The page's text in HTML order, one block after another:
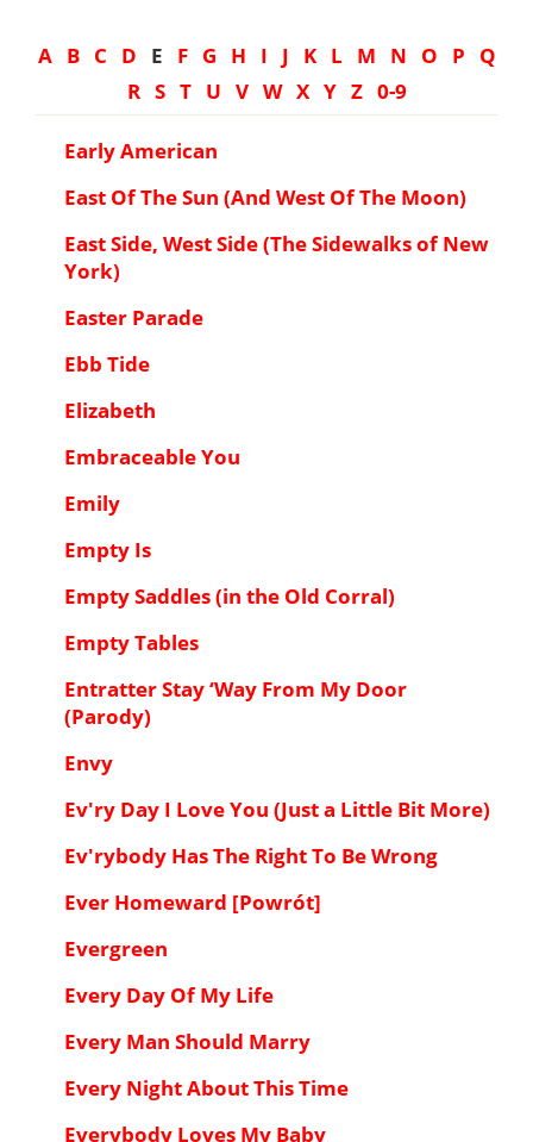
A B C D E F G H I J K L M N O P
Q
R S T U V W X Y Z 0-9
Early American
East Of The Sun (And West Of The Moon)
East Side, West Side (The Sidewalks of New
York)
Easter Parade
Ebb Tide
Elizabeth
Embraceable You
Emily
Empty Is
Empty Saddles (in the Old Corral)
Empty Tables
Entratter Stay ‘Way From My Door
(Parody)
Envy
Ev'ry Day I Love You (Just a Little Bit More)
Ev'rybody Has The Right To Be Wrong
Ever Homeward [Powrót]
Evergreen
Every Day Of My Life
Every Man Should Marry
Every Night About This Time
Everybody Loves My Baby